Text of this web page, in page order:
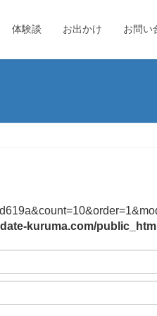
体験談 お出かけ お問い
kuruma.com/